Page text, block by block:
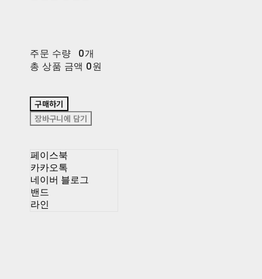
주문 수량
0개
총 상품 금액 0원
구매하기
장바구니에 담기
페이스북
카카오톡
네이버 블로그
밴드
라인